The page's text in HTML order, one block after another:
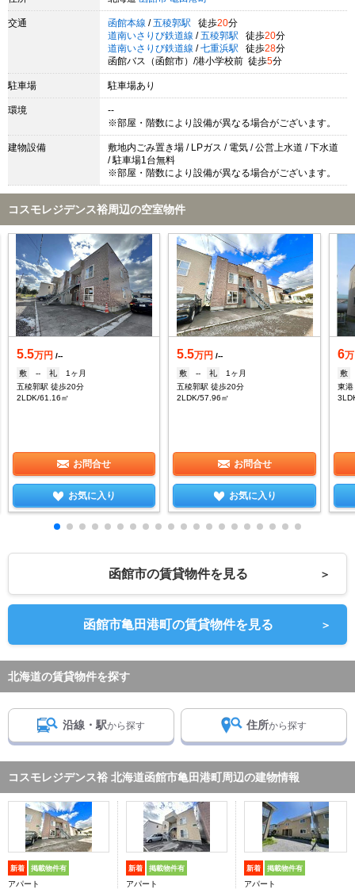
交通 函館本線 / 五稜郭駅 徒歩20分
道南いさりび鉄道線 / 五稜郭駅 徒歩20分
道南いさりび鉄道線 / 七重浜駅 徒歩28分
函館バス（函館市）/港小学校前 徒歩5分
駐車場 駐車場あり
環境
--
※部屋・階数により設備が異なる場合がございます。
建物設備
敷地内ごみ置き場 / LPガス / 電気 / 公営上水道 / 下水道
/ 駐車場1台無料
※部屋・階数により設備が異なる場合がございます。
コスモレジデンス裕周辺の空室物件
5.5万円 /--
敷
-- 礼
1ヶ月
五稜郭駅 徒歩20分
2LDK/61.16㎡
お問合せ
お気に入り
5.5万円 /--
敷
-- 礼
1ヶ月
五稜郭駅 徒歩20分
2LDK/57.96㎡
お問合せ
お気に入り
6
敷
東港
函館市の賃貸物件を見る ＞
函館市亀田港町の賃貸物件を見る ＞
北海道の賃貸物件を探す
沿線・駅から探す 住所から探す
コスモレジデンス裕 北海道函館市亀田港町周辺の建物情報
新着 掲載物件有
アパート
新着 掲載物件有
アパート
新着 掲載物件有
アパート